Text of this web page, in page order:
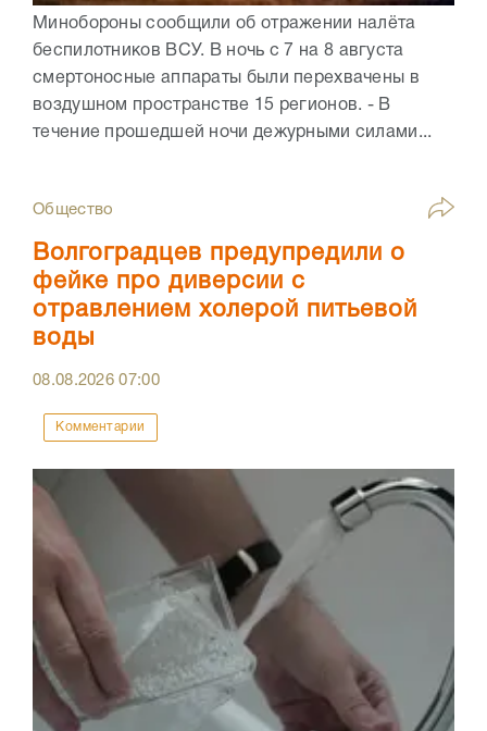
Минобороны сообщили об отражении налёта
беспилотников ВСУ. В ночь с 7 на 8 августа
смертоносные аппараты были перехвачены в
воздушном пространстве 15 регионов. - В
течение прошедшей ночи дежурными силами...
Общество
Волгоградцев предупредили о
фейке про диверсии с
отравлением холерой питьевой
воды
08.08.202607:00
Комментарии